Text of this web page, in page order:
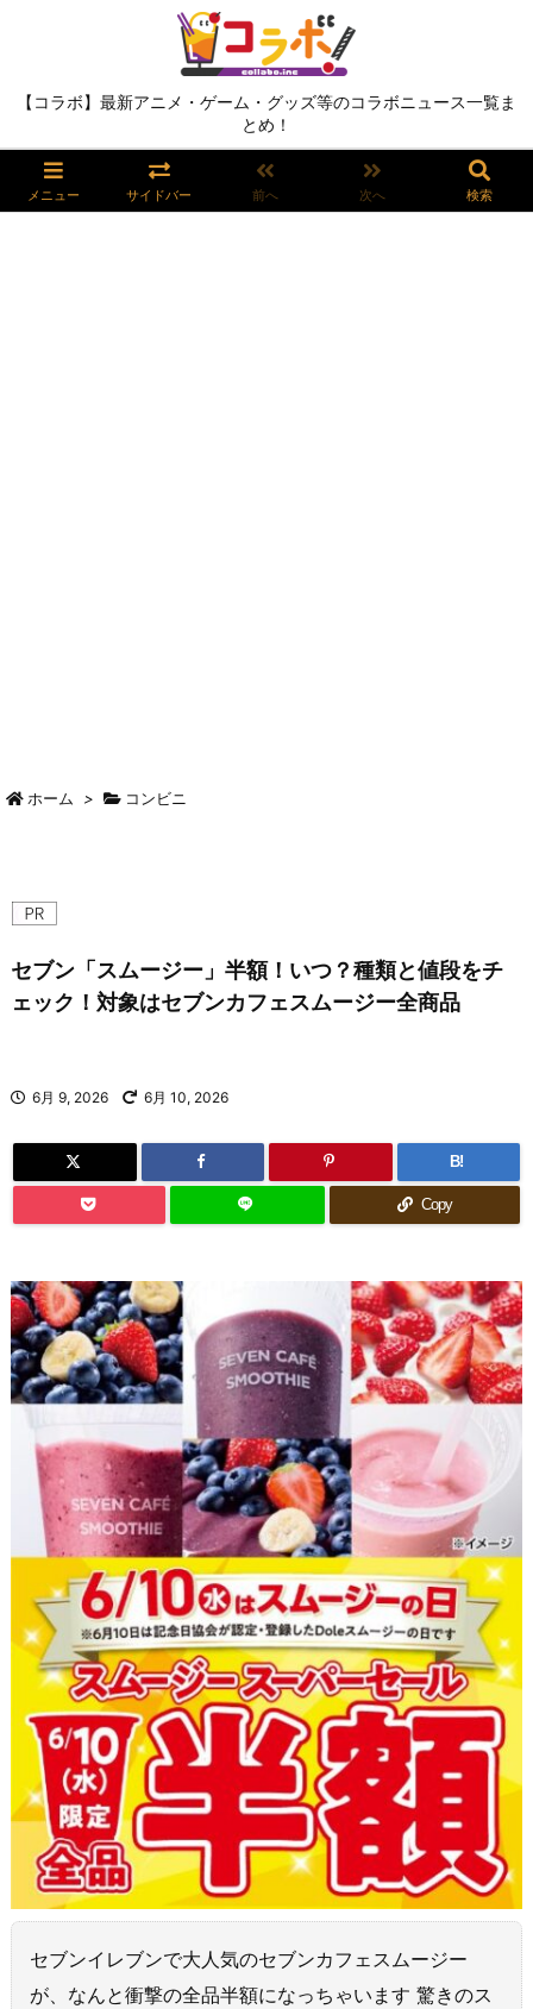
【コラボ】最新アニメ・ゲーム・グッズ等のコラボニュース一覧ま
とめ！
メニュー サイドバー 前へ 次へ 検索
ホーム > コンビニ
セブン「スムージー」半額！いつ？種類と値段をチ
ェック！対象はセブンカフェスムージー全商品
6月 9, 2026 6月 10, 2026
B!
Copy
セブンイレブンで大人気のセブンカフェスムージー
が、なんと衝撃の全品半額になっちゃいます 驚きのス